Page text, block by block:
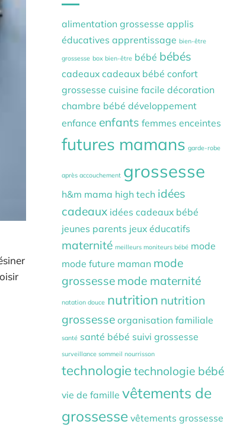
alimentation grossesse applis
éducatives apprentissage bien-être
grossesse box bien-être bébé bébés
cadeaux cadeaux bébé confort
grossesse cuisine facile décoration
chambre bébé développement
enfance enfants femmes enceintes
futures mamans garde-robe
après accouchement grossesse
h&m mama high tech idées
cadeaux idées cadeaux bébé
jeunes parents jeux éducatifs
maternité meilleurs moniteurs bébé mode
mode future maman mode
grossesse mode maternité
natation douce nutrition nutrition
grossesse organisation familiale
santé santé bébé suivi grossesse
surveillance sommeil nourrisson
technologie technologie bébé
vie de famille vêtements de
grossesse vêtements grossesse